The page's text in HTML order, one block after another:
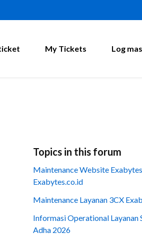
My Tickets Log
Topics in this forum
Maintenance Website
Exabytes.co.id
Maintenance Layanan 3CX
Informasi Operational Layanan
Adha 2026